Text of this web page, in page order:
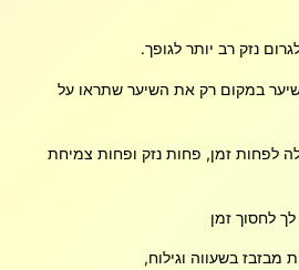
נזק רב יותר לגופך.
במקום רק את השיער שתראו על
לפחות זמן, פחות נזק ופחות צמיחת
לחסוך זמן
מבזבז בשעווה וגילוח,